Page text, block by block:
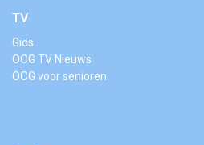
TV
Gids
OOG TV Nieuws
OOG voor senioren